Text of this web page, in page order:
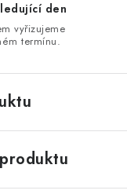
den
vyřizujeme
termínu.